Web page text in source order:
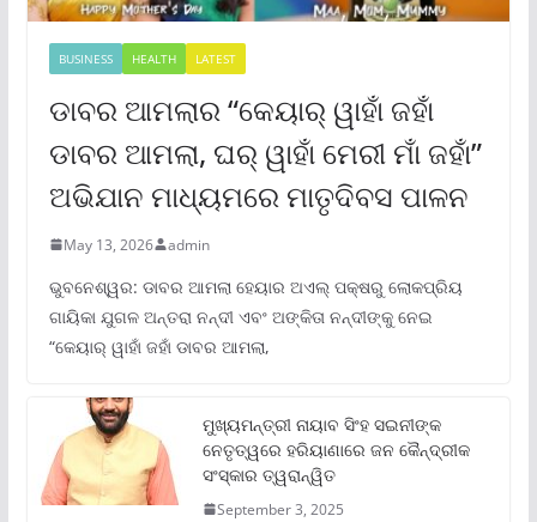
BUSINESS HEALTH LATEST
ଡାବର ଆମଲାର “କେୟାର୍ ୱାହାଁ ଜହାଁ
ଡାବର ଆମଲା, ଘର୍ ୱାହାଁ ମେରୀ ମାଁ ଜହାଁ”
ଅଭିଯାନ ମାଧ୍ୟମରେ ମାତୃଦିବସ ପାଳନ
May 13, 2026 admin
ଭୁବନେଶ୍ୱର: ଡାବର ଆମଲା ହେୟାର ଅଏଲ୍ ପକ୍ଷରୁ ଲୋକପ୍ରିୟ
ଗାୟିକା ଯୁଗଳ ଅନ୍ତରା ନନ୍ଦୀ ଏବଂ ଅଙ୍କିତା ନନ୍ଦୀଙ୍କୁ ନେଇ
“କେୟାର୍ ୱାହାଁ ଜହାଁ ଡାବର ଆମଲା,
ମୁଖ୍ୟମନ୍ତ୍ରୀ ନାୟାବ ସିଂହ ସଇନୀଙ୍କ
ନେତୃତ୍ୱରେ ହରିୟାଣାରେ ଜନ କୈନ୍ଦ୍ରୀକ
ସଂସ୍କାର ତ୍ୱରାନ୍ୱିତ
September 3, 2025